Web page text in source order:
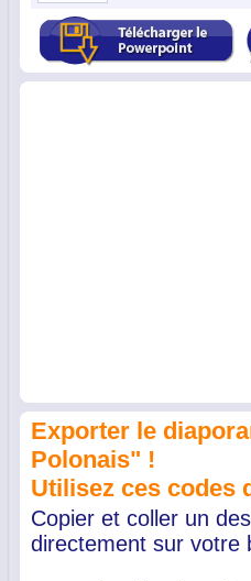
Exporter le
Polonais" !
Utilisez ces codes
Copier et coller un
directement sur votre